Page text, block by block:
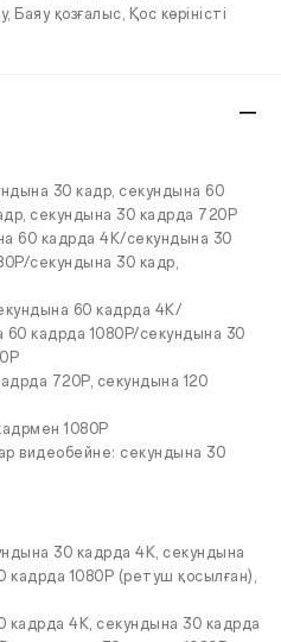
қозғалыс, Қос көріністі
30 кадр, секундына 60
секундына 30 кадрда 720P
60 кадрда 4K/секундына 30
секундына 30 кадр,
60 кадрда 4K/
60 кадрда 1080P/секундына 30
720P, секундына 120
1080P
видеобейне: секундына 30
30 кадрда 4K, секундына
кадрда 1080P (ретуш қосылған),
кадрда 4K, секундына 30 кадрда